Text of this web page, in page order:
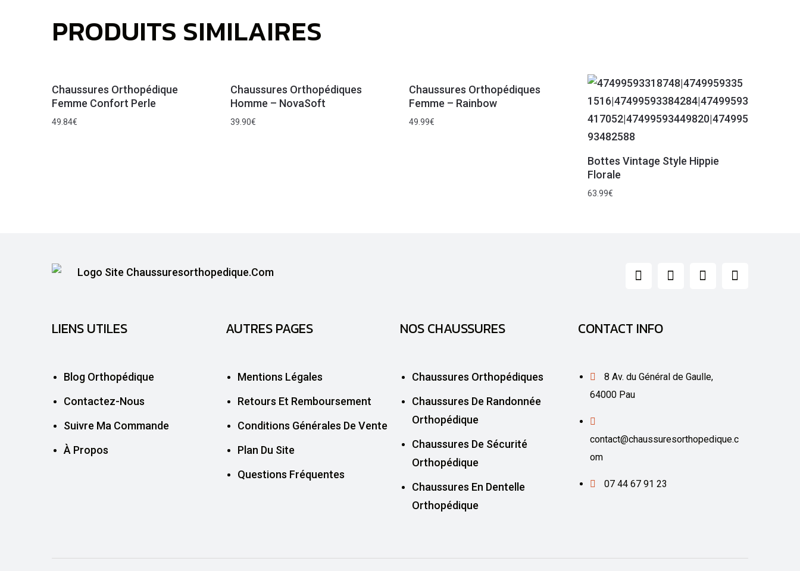
PRODUITS SIMILAIRES
Chaussures Orthopédique
Femme Confort Perle
49.84€
Chaussures Orthopédiques
Homme – NovaSoft
39.90€
Chaussures Orthopédiques
Femme – Rainbow
49.99€
Bottes Vintage Style Hippie
Florale
63.99€
LIENS UTILES
Blog Orthopédique
Contactez-Nous
Suivre Ma Commande
À Propos
AUTRES PAGES
Mentions Légales
Retours Et Remboursement
Conditions Générales De Vente
Plan Du Site
Questions Fréquentes
NOS CHAUSSURES
Chaussures Orthopédiques
Chaussures De Randonnée
Orthopédique
Chaussures De Sécurité
Orthopédique
Chaussures En Dentelle
Orthopédique
CONTACT INFO
8 Av. du Général de Gaulle,
64000 Pau
contact@chaussuresorthopedique.c
om
07 44 67 91 23